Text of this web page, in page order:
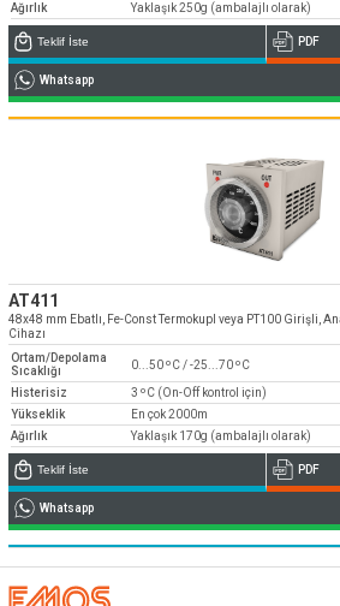
Ağırlık
Yaklaşık 250g (ambalajlı olarak)
Teklif İste PDF
Whatsapp
AT411
48x48 mm Ebatlı, Fe-Const Termokupl veya PT100 Girişli,
Cihazı
Ortam/Depolama
Sıcaklığı
0...50 ºC / -25...70 ºC
Histerisiz
3 ºC (On-Off kontrol için)
Yükseklik
En çok 2000m
Ağırlık
Yaklaşık 170g (ambalajlı olarak)
Teklif İste PDF
Whatsapp